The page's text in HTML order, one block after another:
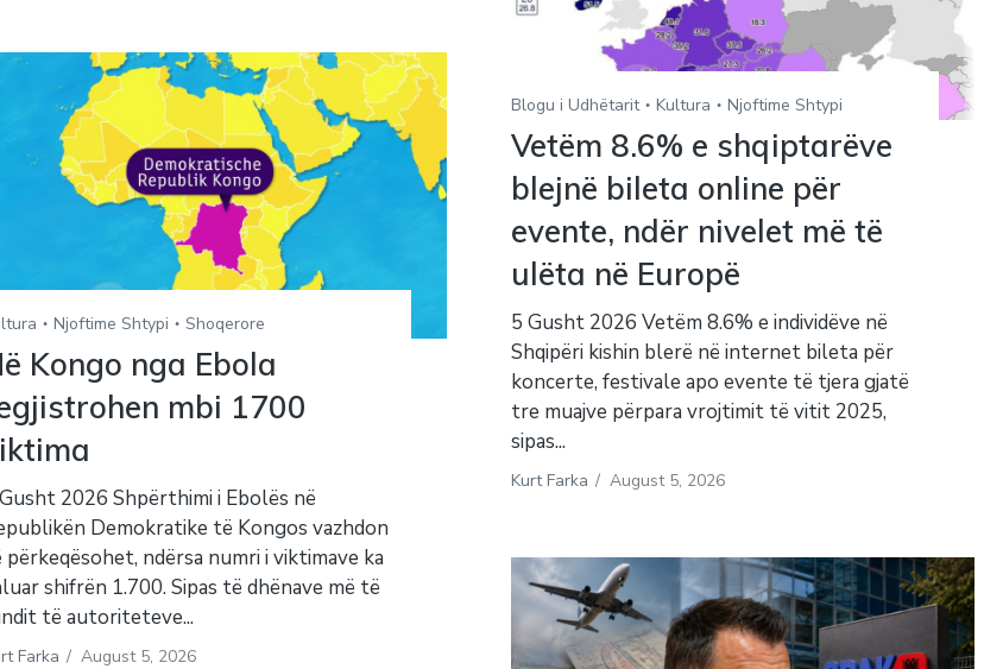
Blogu i Udhëtarit Kultura Njoftime Shtypi
Vetëm 8.6% e shqiptarëve
blejnë bileta online për
evente, ndër nivelet më të
ulëta në Europë
5 Gusht 2026 Vetëm 8.6% e individëve në
Shqipëri kishin blerë në internet bileta për
koncerte, festivale apo evente të tjera gjatë
tre muajve përpara vrojtimit të vitit 2025,
sipas...
Kurt Farka / August 5, 2026
Njoftime Shtypi Shoqerore
Kongo nga Ebola
mbi 1700
2026 Shpërthimi i Ebolës në
Demokratike të Kongos vazhdon
përkeqësohet, ndërsa numri i viktimave ka
shifrën 1.700. Sipas të dhënave më të
të autoriteteve...
Farka / August 5, 2026